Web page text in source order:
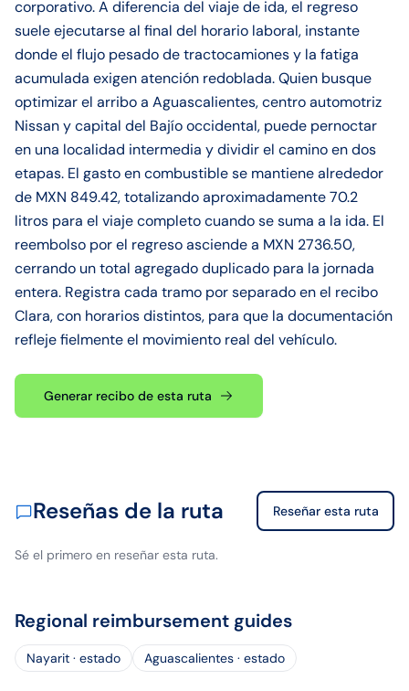
corporativo. A diferencia del viaje de ida, el regreso
suele ejecutarse al final del horario laboral, instante
donde el flujo pesado de tractocamiones y la fatiga
acumulada exigen atención redoblada. Quien busque
optimizar el arribo a Aguascalientes, centro automotriz
Nissan y capital del Bajío occidental, puede pernoctar
en una localidad intermedia y dividir el camino en dos
etapas. El gasto en combustible se mantiene alrededor
de MXN 849.42, totalizando aproximadamente 70.2
litros para el viaje completo cuando se suma a la ida. El
reembolso por el regreso asciende a MXN 2736.50,
cerrando un total agregado duplicado para la jornada
entera. Registra cada tramo por separado en el recibo
Clara, con horarios distintos, para que la documentación
refleje fielmente el movimiento real del vehículo.
Generar recibo de esta ruta
Reseñas de la ruta Reseñar esta ruta
Sé el primero en reseñar esta ruta.
Regional reimbursement guides
Nayarit · estado Aguascalientes · estado